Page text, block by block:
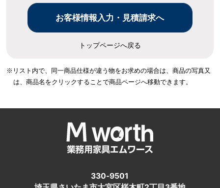
トップページへ戻る
※リスト内で、同一商品仕様が違う物をお求めの場合は、商品の写真又
は、商品名をクリックすることで商品ページへ移動できます。
330-9501